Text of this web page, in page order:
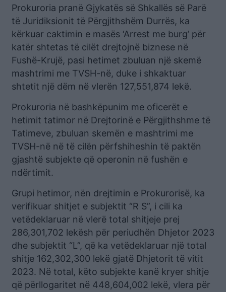
Prokuroria pranë Gjykatës së Shkallës së Parë
të Juridiksionit të Përgjithshëm Durrës, ka
kërkuar caktimin e masës ‘Arrest me burg’ për
katër shtetas të cilët drejtojnë biznese në
Fushë-Krujë, pasi hetimet zbuluan një skemë
mashtrimi me TVSH-në, duke i shkaktuar
shtetit një dëm në vlerën 127,551,874 lekë.
Prokuroria në bashkëpunim me oficerët e
hetimit tatimor në Drejtorinë e Përgjithshme të
Tatimeve, zbuluan skemën e mashtrimi me
TVSH-në në të cilën përfshiheshin të paktën
gjashtë subjekte që operonin në fushën e
ndërtimit.
Grupi hetimor, nën drejtimin e Prokurorisë, ka
verifikuar shitjet e subjektit “R S”, i cili ka
vetëdeklaruar në vlerë total shitjeje prej
286,301,702 lekësh për periudhën Dhjetor 2023
dhe subjektit “L”, që ka vetëdeklaruar një total
shitje 162,302,300 lekë gjatë Dhjetorit të vitit
2023. Në total, këto subjekte kanë kryer shitje
që përllogaritet në 448,604,002 lekë, vlera për